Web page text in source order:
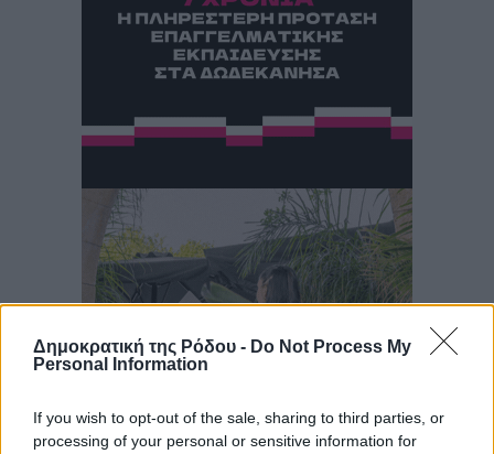
Δημοκρατική της Ρόδου - Do Not Process My
Personal Information
If you wish to opt-out of the sale, sharing to third parties, or
processing of your personal or sensitive information for